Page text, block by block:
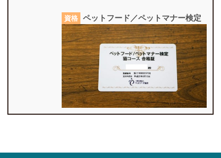
資格 ペットフード／ペットマナー検定